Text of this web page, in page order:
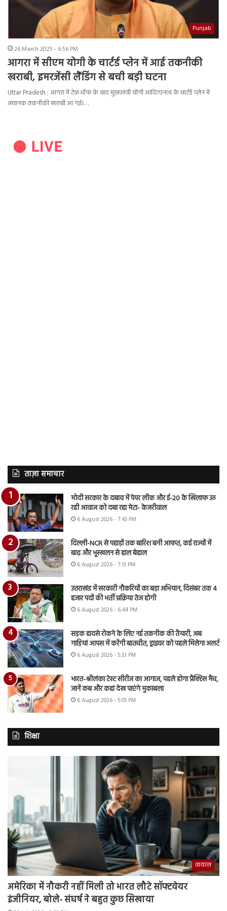
Punjab
26 March 2025 - 6:56 PM
आगरा में सीएम योगी के चार्टर्ड प्लेन में आई तकनीकी
खराबी, इमरजेंसी लैंडिंग से बची बड़ी घटना
Uttar Pradesh : आगरा में टेकऑफ के बाद मुख्यमंत्री योगी आदित्यनाथ के चार्टर्ड प्लेन में
अचानक तकनीकी खराबी आ गई।…
ताज़ा समाचार
मोदी सरकार के दबाव में पेपर लीक और ई-20 के खिलाफ उठ
रही आवाज को दबा रहा मेटा- केजरीवाल
6 August 2026 - 7:43 PM
दिल्ली-NCR से पहाड़ों तक बारिश बनी आफत, कई राज्यों में
बाढ़ और भूस्खलन से हाल बेहाल
6 August 2026 - 7:13 PM
उत्तराखंड में सरकारी नौकरियों का बड़ा अभियान, दिसंबर तक 4
हजार पदों की भर्ती प्रक्रिया तेज होगी
6 August 2026 - 6:44 PM
सड़क हादसे रोकने के लिए नई तकनीक की तैयारी, अब
गाड़ियां आपस में करेंगी बातचीत, ड्राइवर को पहले मिलेगा अलर्ट
6 August 2026 - 5:33 PM
भारत-श्रीलंका टेस्ट सीरीज का आगाज, पहले होगा प्रैक्टिस मैच,
जानें कब और कहां देख पाएंगे मुकाबला
6 August 2026 - 5:05 PM
शिक्षा
वायरल
अमेरिका में नौकरी नहीं मिली तो भारत लौटे सॉफ्टवेयर
इंजीनियर, बोले- संघर्ष ने बहुत कुछ सिखाया